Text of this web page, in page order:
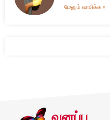
மேலும் வாசிக்க »